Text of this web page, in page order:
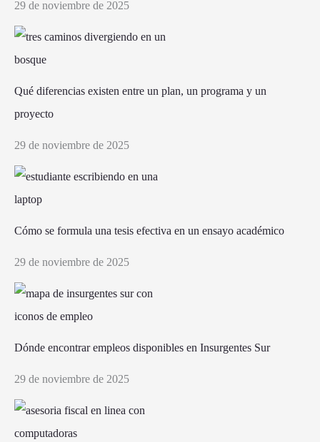
29 de noviembre de 2025
Qué diferencias existen entre un plan, un programa y un
proyecto
29 de noviembre de 2025
Cómo se formula una tesis efectiva en un ensayo académico
29 de noviembre de 2025
Dónde encontrar empleos disponibles en Insurgentes Sur
29 de noviembre de 2025